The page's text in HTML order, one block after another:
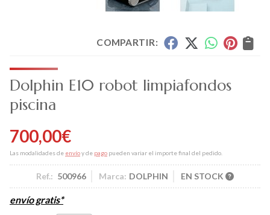
COMPARTIR:
Dolphin E10 robot limpiafondos
piscina
700,00€
Las modalidades de envíoy de pago pueden variar el importe final del pedido.
Ref.: 500966 Marca: DOLPHIN EN STOCK
envío gratis*